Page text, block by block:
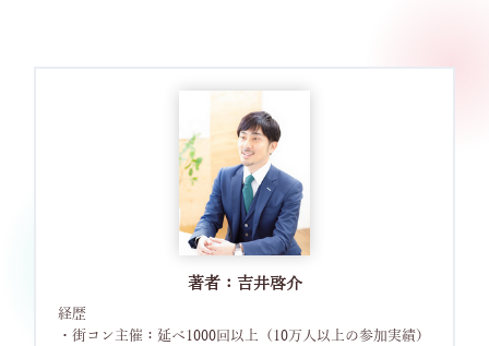
著者：吉井啓介
経歴
・街コン主催：延べ1000回以上（10万人以上の参加実績）